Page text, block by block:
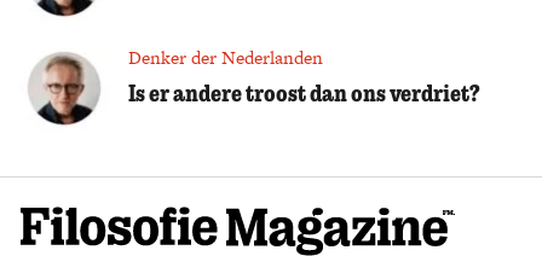
Denker der Nederlanden
Is er andere troost dan ons verdriet?